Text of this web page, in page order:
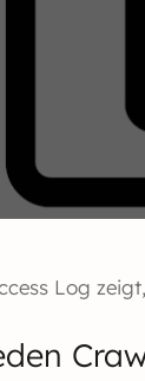
Log